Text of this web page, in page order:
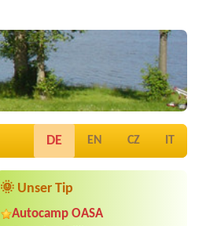
DE EN CZ IT
🌞 Unser Tip
Autocamp OASA